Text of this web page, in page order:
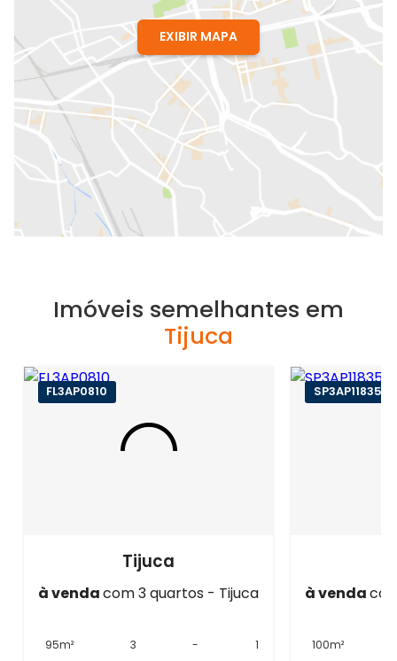
EXIBIR MAPA
Imóveis semelhantes em
Tijuca
FL3AP0810
Tijuca
à vendacom 3 quartos - Tijuca
95m² 3 - 1
SP3AP11835
à venda
100m²